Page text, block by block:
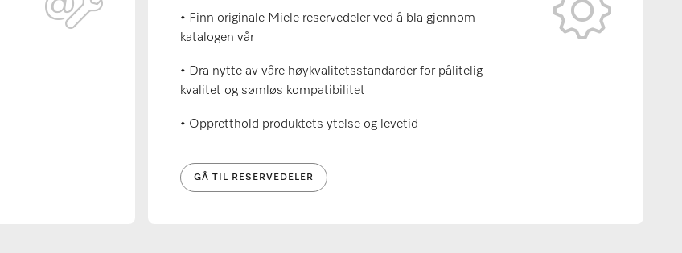
• Finn originale Miele reservedeler ved å bla gjennom
katalogen vår
• Dra nytte av våre høykvalitetsstandarder for pålitelig
kvalitet og sømløs kompatibilitet
• Oppretthold produktets ytelse og levetid
GÅ TIL RESERVEDELER